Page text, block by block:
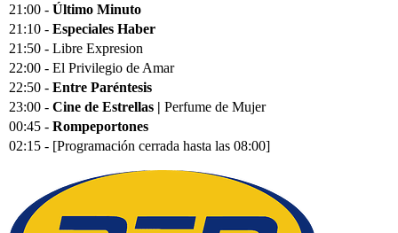
21:00 - Último Minuto
21:10 - Especiales Haber
21:50 - Libre Expresion
22:00 - El Privilegio de Amar
22:50 - Entre Paréntesis
23:00 - Cine de Estrellas | Perfume de Mujer
00:45 - Rompeportones
02:15 - [Programación cerrada hasta las 08:00]